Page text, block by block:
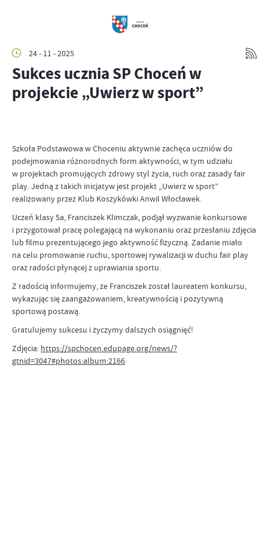
24 - 11 - 2025
Sukces ucznia SP Choceń w
projekcie „Uwierz w sport”
Szkoła Podstawowa w Choceniu aktywnie zachęca uczniów do
podejmowania różnorodnych form aktywności, w tym udziału
w projektach promujących zdrowy styl życia, ruch oraz zasady fair
play. Jedną z takich inicjatyw jest projekt „Uwierz w sport”
realizowany przez Klub Koszykówki Anwil Włocławek.
Uczeń klasy 5a, Franciszek Klimczak, podjął wyzwanie konkursowe
i przygotował pracę polegającą na wykonaniu oraz przesłaniu zdjęcia
lub filmu prezentującego jego aktywność fizyczną. Zadanie miało
na celu promowanie ruchu, sportowej rywalizacji w duchu fair play
oraz radości płynącej z uprawiania sportu.
Z radością informujemy, że Franciszek został laureatem konkursu,
wykazując się zaangażowaniem, kreatywnością i pozytywną
sportową postawą.
Gratulujemy sukcesu i życzymy dalszych osiągnięć!
Zdjęcia: https://spchocen.edupage.org/news/?
gtnid=3047#photos:album:2166